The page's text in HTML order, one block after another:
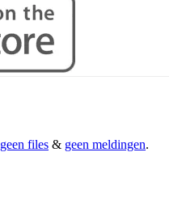
geen files & geen meldingen.